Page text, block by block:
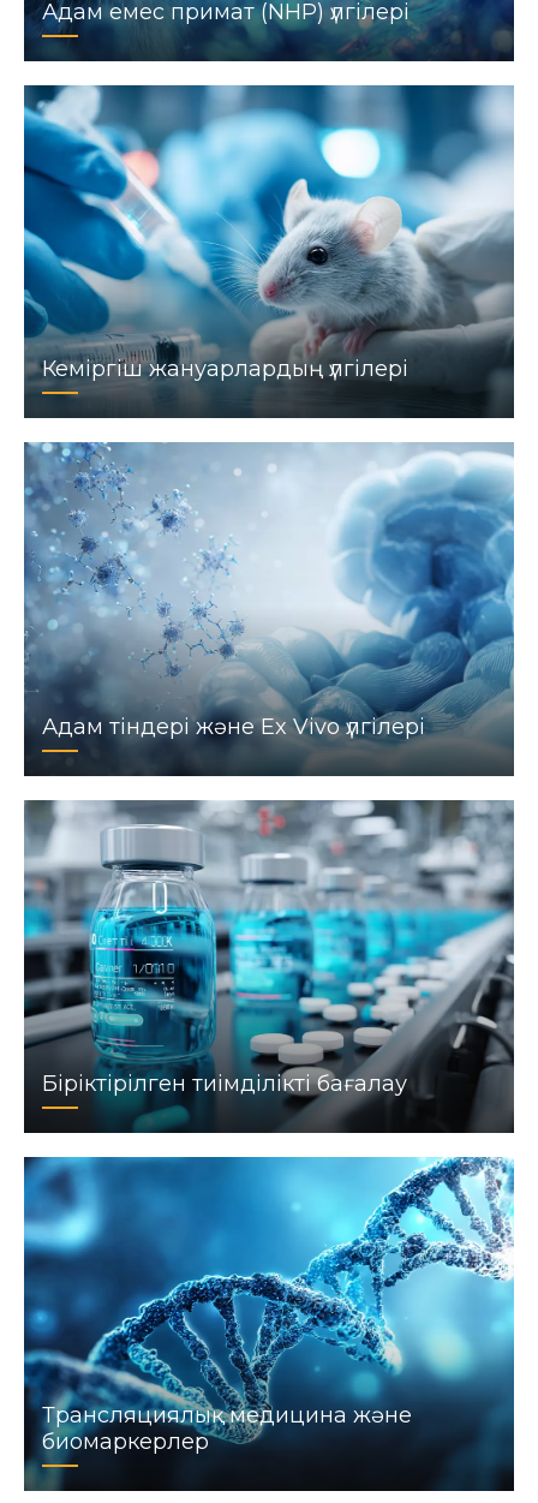
Адам емес примат (NHP) үлгілері
Кеміргіш жануарлардың үлгілері
Адам тіндері және Ex Vivo үлгілері
Біріктірілген тиімділікті бағалау
Трансляциялық медицина және
биомаркерлер